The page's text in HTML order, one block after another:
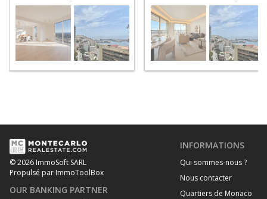
© 2026 ImmoSoft SARL
Propulsé par ImmoToolBox
OUR BANKING PARTNER
INFORMATIONS
Qui sommes-nous ?
Nous contacter
Quartiers de Monaco